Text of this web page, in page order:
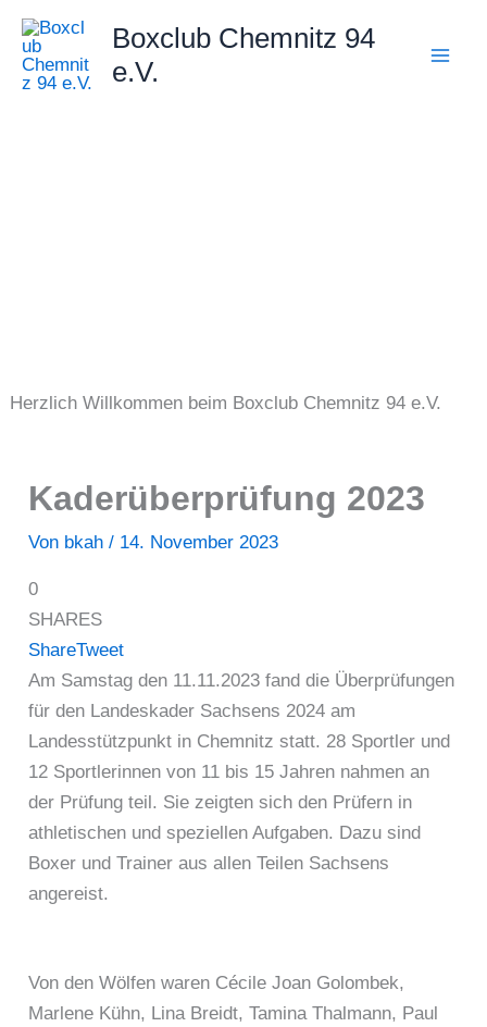
Zum
Inhalt
springen
Boxclub Chemnitz 94
e.V.
Herzlich Willkommen beim Boxclub Chemnitz 94 e.V.
Kaderüberprüfung 2023
Von bkah/ 14. November 2023
0
SHARES
ShareTweet
Am Samstag den 11.11.2023 fand die Überprüfungen
für den Landeskader Sachsens 2024 am
Landesstützpunkt in Chemnitz statt. 28 Sportler und
12 Sportlerinnen von 11 bis 15 Jahren nahmen an
der Prüfung teil. Sie zeigten sich den Prüfern in
athletischen und speziellen Aufgaben. Dazu sind
Boxer und Trainer aus allen Teilen Sachsens
angereist.
Von den Wölfen waren Cécile Joan Golombek,
Marlene Kühn, Lina Breidt, Tamina Thalmann, Paul